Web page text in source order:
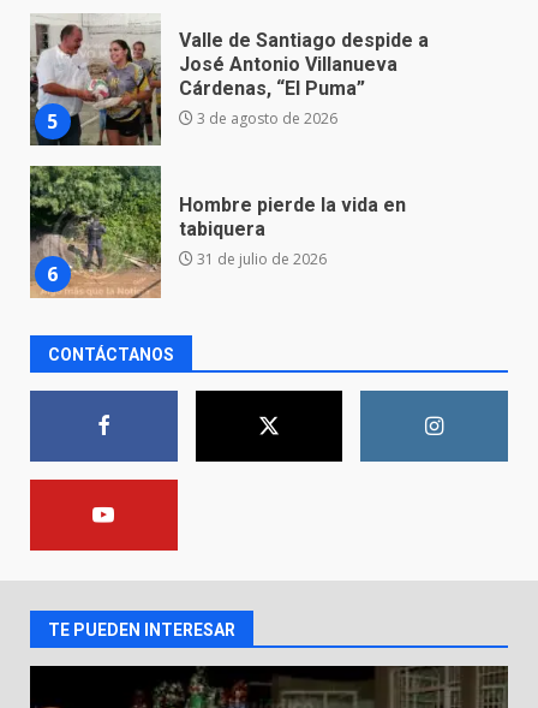
6
Hombre pierde la vida en
tabiquera
7
Emboscada a policías en Yuriria
6 de agosto de 2026
2 5 de agosto de 2026
FISCALÍA GENERAL DEL ESTADO
LEGALIDAD CON LA
CONTÁCTANOS
TE PUEDEN INTERESAR